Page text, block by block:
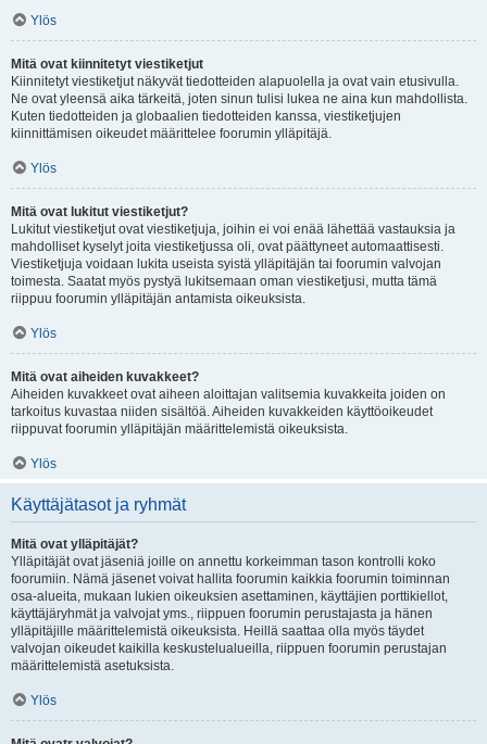
Ylös
Mitä ovat kiinnitetyt viestiketjut
Kiinnitetyt viestiketjut näkyvät tiedotteiden alapuolella ja ovat vain etusivulla.
Ne ovat yleensä aika tärkeitä, joten sinun tulisi lukea ne aina kun mahdollista.
Kuten tiedotteiden ja globaalien tiedotteiden kanssa, viestiketjujen
kiinnittämisen oikeudet määrittelee foorumin ylläpitäjä.
Ylös
Mitä ovat lukitut viestiketjut?
Lukitut viestiketjut ovat viestiketjuja, joihin ei voi enää lähettää vastauksia ja
mahdolliset kyselyt joita viestiketjussa oli, ovat päättyneet automaattisesti.
Viestiketjuja voidaan lukita useista syistä ylläpitäjän tai foorumin valvojan
toimesta. Saatat myös pystyä lukitsemaan oman viestiketjusi, mutta tämä
riippuu foorumin ylläpitäjän antamista oikeuksista.
Ylös
Mitä ovat aiheiden kuvakkeet?
Aiheiden kuvakkeet ovat aiheen aloittajan valitsemia kuvakkeita joiden on
tarkoitus kuvastaa niiden sisältöä. Aiheiden kuvakkeiden käyttöoikeudet
riippuvat foorumin ylläpitäjän määrittelemistä oikeuksista.
Ylös
Käyttäjätasot ja ryhmät
Mitä ovat ylläpitäjät?
Ylläpitäjät ovat jäseniä joille on annettu korkeimman tason kontrolli koko
foorumiin. Nämä jäsenet voivat hallita foorumin kaikkia foorumin toiminnan
osa-alueita, mukaan lukien oikeuksien asettaminen, käyttäjien porttikiellot,
käyttäjäryhmät ja valvojat yms., riippuen foorumin perustajasta ja hänen
ylläpitäjille määrittelemistä oikeuksista. Heillä saattaa olla myös täydet
valvojan oikeudet kaikilla keskustelualueilla, riippuen foorumin perustajan
määrittelemistä asetuksista.
Ylös